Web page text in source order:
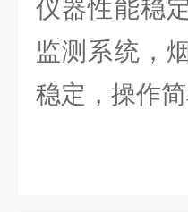
仪器性能稳
监测系统，
稳定，操作